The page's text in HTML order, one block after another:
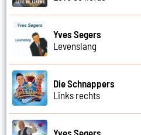
Yves Segers
Levenslang
Die Schnappers
Links rechts
Yves Segers